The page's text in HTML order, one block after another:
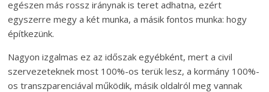
egészen más rossz iránynak is teret adhatna, ezért
egyszerre megy a két munka, a másik fontos munka: hogy
építkezünk.
Nagyon izgalmas ez az időszak egyébként, mert a civil
szervezeteknek most 100%-os terük lesz, a kormány 100%-
os transzparenciával működik, másik oldalról meg vannak